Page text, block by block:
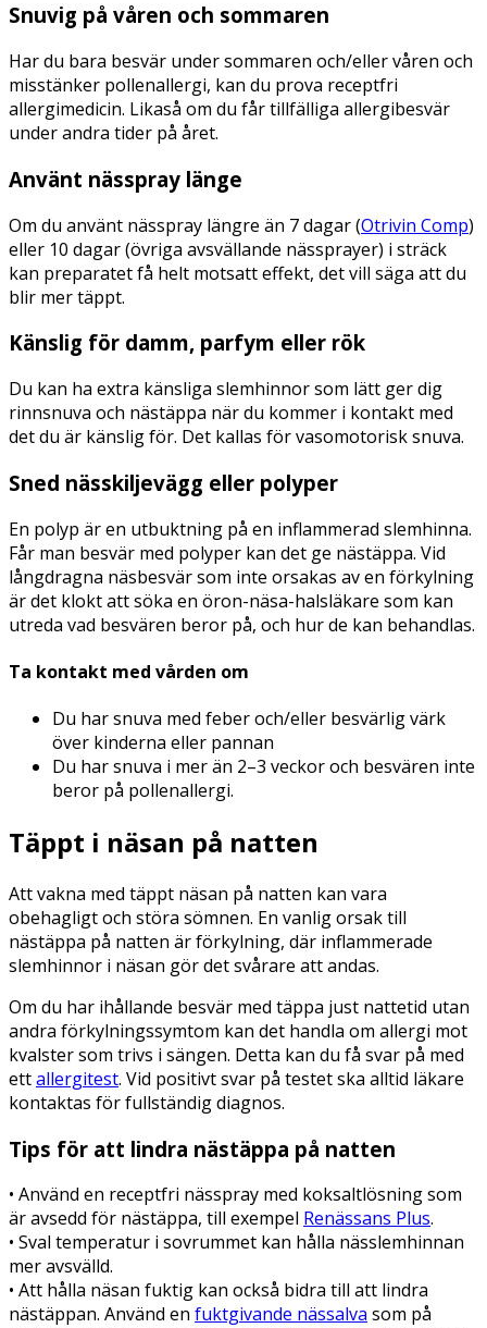
Snuvig på våren och sommaren
Har du bara besvär under sommaren och/eller våren och
misstänker pollenallergi, kan du prova receptfri
allergimedicin. Likaså om du får tillfälliga allergibesvär
under andra tider på året.
Använt nässpray länge
Om du använt nässpray längre än 7 dagar (Otrivin Comp)
eller 10 dagar (övriga avsvällande nässprayer) i sträck
kan preparatet få helt motsatt effekt, det vill säga att du
blir mer täppt.
Känslig för damm, parfym eller rök
Du kan ha extra känsliga slemhinnor som lätt ger dig
rinnsnuva och nästäppa när du kommer i kontakt med
det du är känslig för. Det kallas för vasomotorisk snuva.
Sned nässkiljevägg eller polyper
En polyp är en utbuktning på en inflammerad slemhinna.
Får man besvär med polyper kan det ge nästäppa. Vid
långdragna näsbesvär som inte orsakas av en förkylning
är det klokt att söka en öron-näsa-halsläkare som kan
utreda vad besvären beror på, och hur de kan behandlas.
Ta kontakt med vården om
Du har snuva med feber och/eller besvärlig värk
över kinderna eller pannan
Du har snuva i mer än 2–3 veckor och besvären inte
beror på pollenallergi.
Täppt i näsan på natten
Att vakna med täppt näsan på natten kan vara
obehagligt och störa sömnen. En vanlig orsak till
nästäppa på natten är förkylning, där inflammerade
slemhinnor i näsan gör det svårare att andas.
Om du har ihållande besvär med täppa just nattetid utan
andra förkylningssymtom kan det handla om allergi mot
kvalster som trivs i sängen. Detta kan du få svar på med
ettallergitest. Vid positivt svar på testet ska alltid läkare
kontaktas för fullständig diagnos.
Tips för att lindra nästäppa på natten
• Använd en receptfri nässpray med koksaltlösning som
är avsedd för nästäppa, till exempel Renässans Plus.
• Sval temperatur i sovrummet kan hålla nässlemhinnan
mer avsvälld.
• Att hålla näsan fuktig kan också bidra till att lindra
nästäppan. Använd en fuktgivande nässalva som på